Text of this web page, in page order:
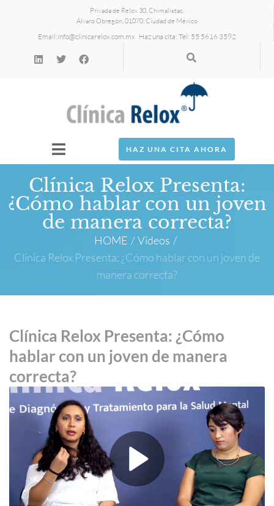
Privada de Relox 30, Chimalistac,
Álvaro Obregón, 01070, Ciudad de México
Email:info@clinicarelox.com.mx Haz una cita: Tel: 55 5616 3592
HAZ UNA CITA AHORA
Clínica Relox Presenta:
¿Cómo hablar con un joven
de manera correcta?
HOME / Videos /
Clínica Relox Presenta: ¿Cómo hablar con un joven de
manera correcta?
Clínica Relox Presenta: ¿Cómo
hablar con un joven de manera
correcta?